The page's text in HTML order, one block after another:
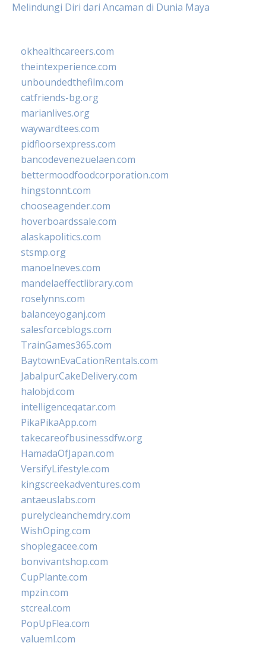
Melindungi Diri dari Ancaman di Dunia Maya
okhealthcareers.com
theintexperience.com
unboundedthefilm.com
catfriends-bg.org
marianlives.org
waywardtees.com
pidfloorsexpress.com
bancodevenezuelaen.com
bettermoodfoodcorporation.com
hingstonnt.com
chooseagender.com
hoverboardssale.com
alaskapolitics.com
stsmp.org
manoelneves.com
mandelaeffectlibrary.com
roselynns.com
balanceyoganj.com
salesforceblogs.com
TrainGames365.com
BaytownEvaCationRentals.com
JabalpurCakeDelivery.com
halobjd.com
intelligenceqatar.com
PikaPikaApp.com
takecareofbusinessdfw.org
HamadaOfJapan.com
VersifyLifestyle.com
kingscreekadventures.com
antaeuslabs.com
purelycleanchemdry.com
WishOping.com
shoplegacee.com
bonvivantshop.com
CupPlante.com
mpzin.com
stcreal.com
PopUpFlea.com
valueml.com